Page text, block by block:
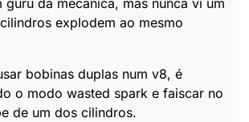
guru da mecanica, mas nunca vi um
explodem ao mesmo
bobinas duplas num v8, é
o modo wasted spark e faiscar no
de um dos cilindros.